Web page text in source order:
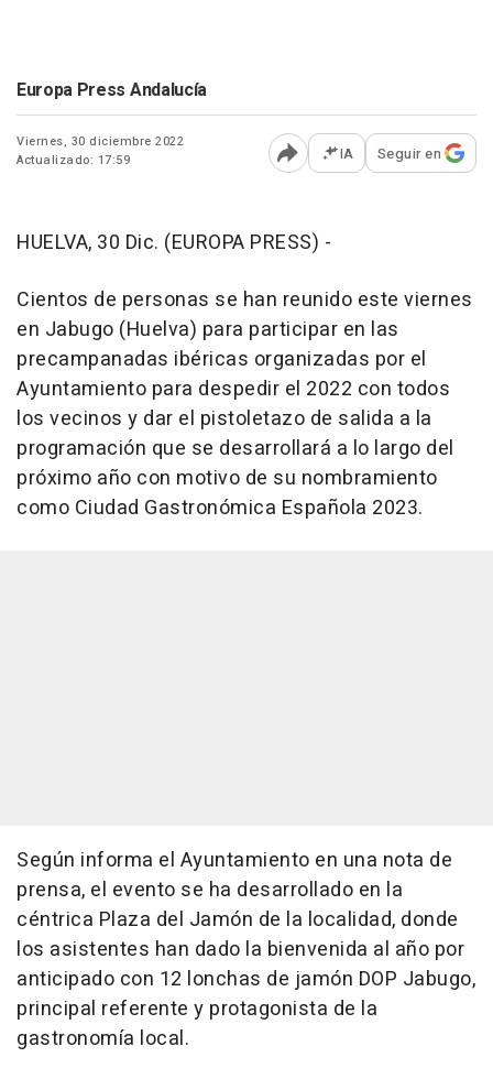
Europa Press Andalucía
Viernes, 30 diciembre 2022
Actualizado: 17:59
Abrir opciones para
IA Seguir en
HUELVA, 30 Dic. (EUROPA PRESS) -
Cientos de personas se han reunido este viernes
en Jabugo (Huelva) para participar en las
precampanadas ibéricas organizadas por el
Ayuntamiento para despedir el 2022 con todos
los vecinos y dar el pistoletazo de salida a la
programación que se desarrollará a lo largo del
próximo año con motivo de su nombramiento
como Ciudad Gastronómica Española 2023.
Según informa el Ayuntamiento en una nota de
prensa, el evento se ha desarrollado en la
céntrica Plaza del Jamón de la localidad, donde
los asistentes han dado la bienvenida al año por
anticipado con 12 lonchas de jamón DOP Jabugo,
principal referente y protagonista de la
gastronomía local.